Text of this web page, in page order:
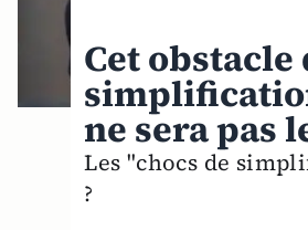
Cet
ne sera pas
Les "chocs de
?